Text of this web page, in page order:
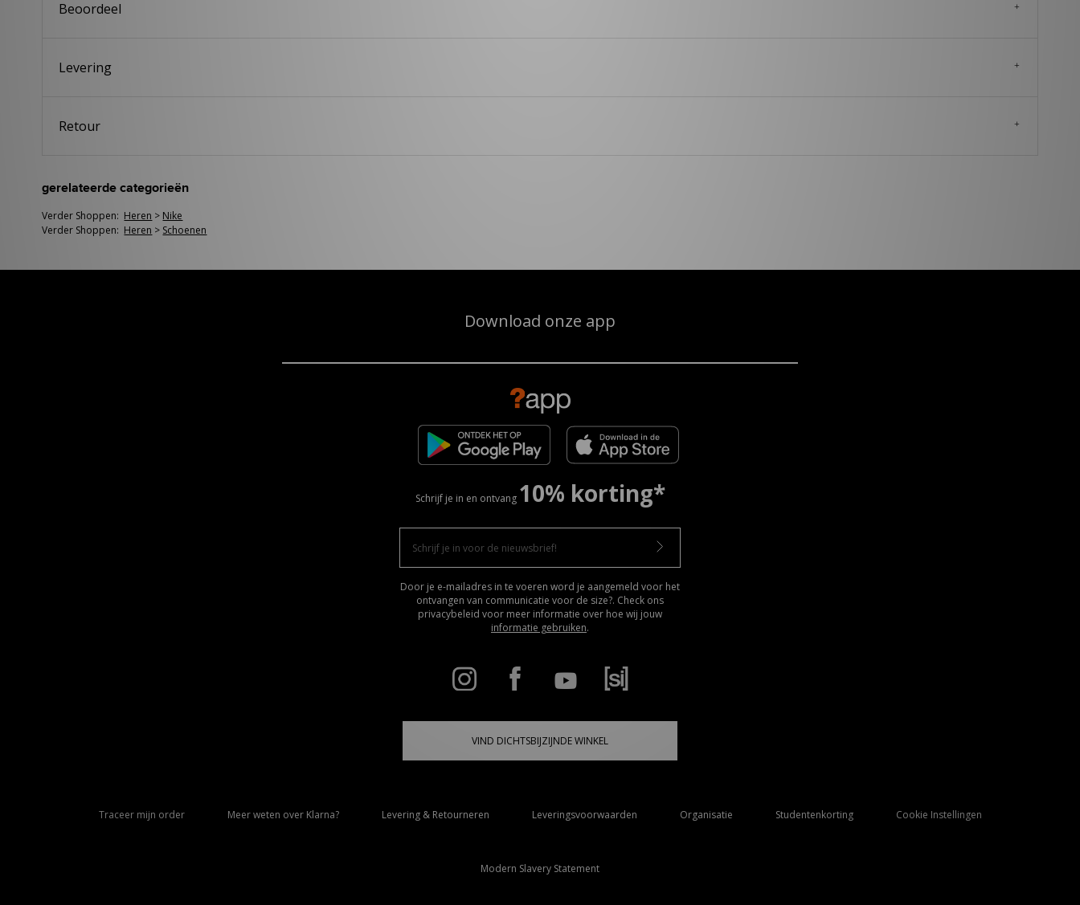
Beoordeel
Levering
Retour
gerelateerde categorieën
Verder Shoppen: Heren > Nike
Verder Shoppen: Heren > Schoenen
Download onze app
Schrijf je in en ontvang 10% korting*
Door je e-mailadres in te voeren word je aangemeld voor het
ontvangen van communicatie voor de size?. Check ons
privacybeleid voor meer informatie over hoe wij jouw
informatie gebruiken.
VIND DICHTSBIJZIJNDE WINKEL
Traceer mijn order Meer weten over Klarna? Levering & Retourneren Leveringsvoorwaarden Organisatie Studentenkorting Cookie Instellingen
Modern Slavery Statement